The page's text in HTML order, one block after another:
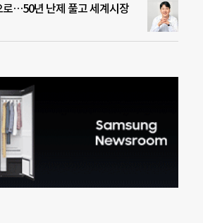
로…50년 난제 풀고 세계시장